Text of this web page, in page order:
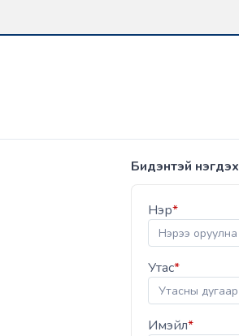
Бидэнтэй нэгдэх
Нэр*
Утас*
Имэйл*